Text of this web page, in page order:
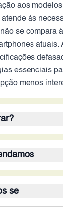
aos
às
se compara
atuais.
essenciais
menos
8GB de
são ofuscados
5G e as
buscam um
se